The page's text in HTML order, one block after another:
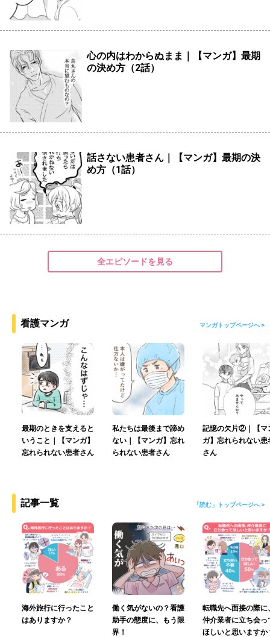
心の内はわからぬまま｜【マンガ】最期
の決め方（2話）
話さない患者さん｜【マンガ】最期の決
め方（1話）
全エピソードを見る
看護マンガ マンガトップページへ >
最期のときを支えると
いうこと｜【マンガ】
忘れられない患者さん
私たちは最後まで諦め
ない｜【マンガ】忘れ
られない患者さん
記憶の欠片②｜【マ
ガ】忘れられない患
さん
記事一覧 「読む」トップページへ >
海外旅行に行ったこと
はありますか？
働く気がないの？看護
助手の態度に、もう限
界！
転職先へ面接の際に
仲介業者に立ち会っ
ほしいと思いますか